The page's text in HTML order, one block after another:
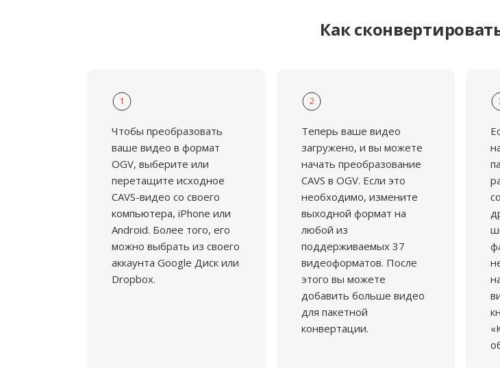
Как
1
Чтобы преобразовать
ваше видео в формат
OGV, выберите или
перетащите исходное
CAVS-видео со своего
компьютера, iPhone или
Android. Более того, его
можно выбрать из своего
аккаунта Google Диск или
Dropbox.
2
Теперь ваше видео
загружено, и вы можете
начать преобразование
CAVS в OGV. Если это
необходимо, измените
выходной формат на
любой из
поддерживаемых 37
видеоформатов. После
этого вы можете
добавить больше видео
для пакетной
конвертации.